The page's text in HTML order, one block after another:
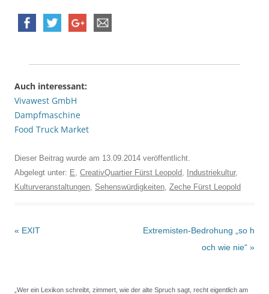
Auch interessant:
Vivawest GmbH
Dampfmaschine
Food Truck Market
Dieser Beitrag wurde am 13.09.2014 veröffentlicht.
Abgelegt unter: E CreativQuartier Fürst Leopold Industriekultur,
Kulturveranstaltungen Sehenswürdigkeiten Zeche Fürst Leopold
Beitrags-
« EXIT
Extremisten-Bedrohung „so h
och wie nie“ »
„Wer ein Lexikon schreibt, zimmert, wie der alte Spruch sagt, recht eigentlich am